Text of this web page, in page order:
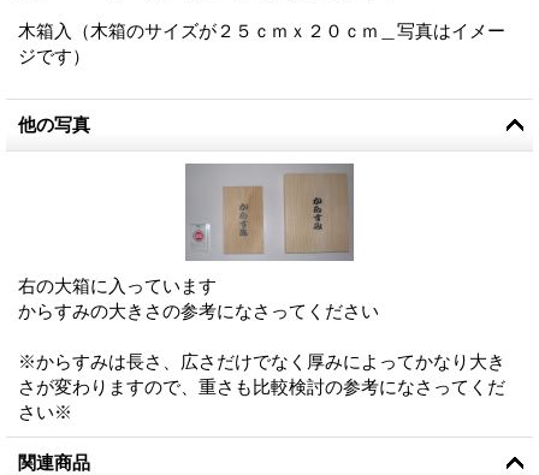
木箱入（木箱のサイズが２５ｃｍｘ２０ｃｍ＿写真はイメー
ジです）
他の写真
右の大箱に入っています
からすみの大きさの参考になさってください
※からすみは長さ、広さだけでなく厚みによってかなり大き
さが変わりますので、重さも比較検討の参考になさってくだ
さい※
関連商品